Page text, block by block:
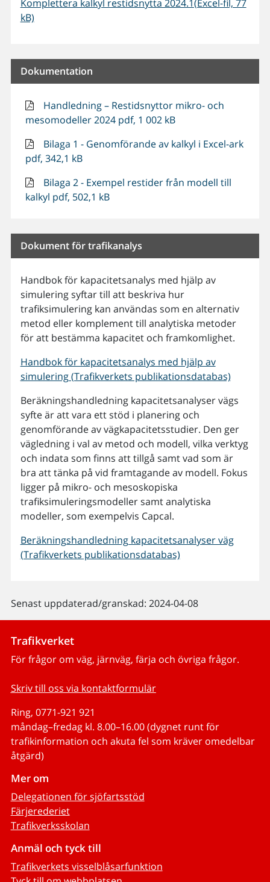
Komplettera kalkyl restidsnytta 2024.1(Excel-fil, 77
kB)
Dokumentation
Handledning – Restidsnyttor mikro- och
mesomodeller 2024 pdf, 1 002 kB
Bilaga 1 - Genomförande av kalkyl i Excel-ark
pdf, 342,1 kB
Bilaga 2 - Exempel restider från modell till
kalkyl pdf, 502,1 kB
Dokument för trafikanalys
Handbok för kapacitetsanalys med hjälp av
simulering syftar till att beskriva hur
trafiksimulering kan användas som en alternativ
metod eller komplement till analytiska metoder
för att bestämma kapacitet och framkomlighet.
Handbok för kapacitetsanalys med hjälp av
simulering (Trafikverkets publikationsdatabas)
Beräkningshandledning kapacitetsanalyser vägs
syfte är att vara ett stöd i planering och
genomförande av vägkapacitetsstudier. Den ger
vägledning i val av metod och modell, vilka verktyg
och indata som finns att tillgå samt vad som är
bra att tänka på vid framtagande av modell. Fokus
ligger på mikro- och mesoskopiska
trafiksimuleringsmodeller samt analytiska
modeller, som exempelvis Capcal.
Beräkningshandledning kapacitetsanalyser väg
(Trafikverkets publikationsdatabas)
Senast uppdaterad/granskad: 2024-04-08
Trafikverket
För frågor om väg, järnväg, färja och övriga frågor.
Skriv till oss via kontaktformulär
Ring, 0771-921 921
måndag–fredag kl. 8.00–16.00 (dygnet runt för
trafikinformation och akuta fel som kräver omedelbar
åtgärd)
Mer om
Delegationen för sjöfartsstöd
Färjerederiet
Trafikverksskolan
Anmäl och tyck till
Trafikverkets visselblåsarfunktion